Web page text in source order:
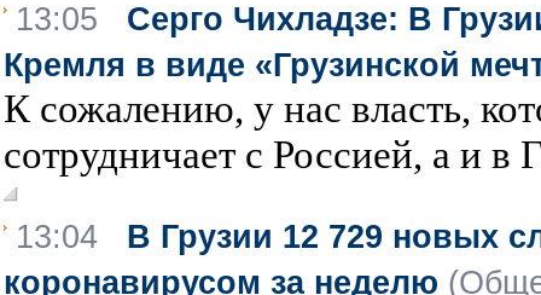
13:05 Серго Чихладзе: В
Кремля в виде «Грузинской
К сожалению, у нас власть,
сотрудничает с Россией, а и
13:04 В Грузии 12 729 новых
коронавирусом за неделю